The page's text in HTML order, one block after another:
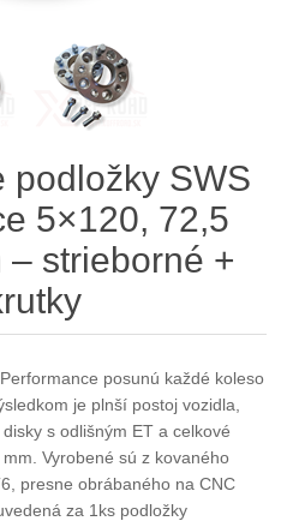
podložky SWS
5×120, 72,5
– strieborné +
posunú každé koleso
je plnší postoj vozidla,
s odlišným ET a celkové
Vyrobené sú z kovaného
presne obrábaného na CNC
za 1ks podložky